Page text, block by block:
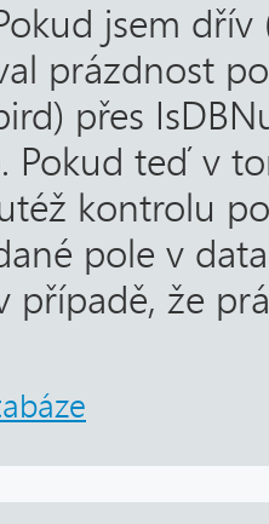
jsem dřív
prázdnost
přes
Pokud teď v
kontrolu
pole v
případě, že